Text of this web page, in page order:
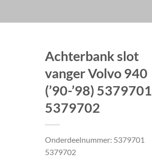
Achterbank slot
vanger Volvo 940
(’90-’98) 5379701
5379702
Onderdeelnummer: 5379701
5379702